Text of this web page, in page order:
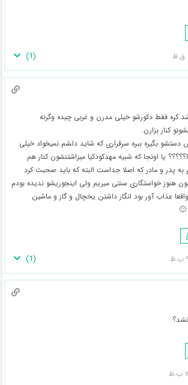
(
1
)
کره فقط دکورشو خیلی مدرن و غربی چیده وگرنه
کنار بزارن.
ساله مادرش دستشو بگیره ببره سرقراری که شاید دلشم نمیخواد خیلی
یا اونجا که شبیه مهدکودکیا میزاشتنشون کنار هم
به پدر و مادر که اصلا جداست البته که باید صحبت کرد
هنوز خواستگاری سنتی میریم ولی اینجوریشو ندیده بودم
عذاب آور بود انگار داشتن یخچال و گاز و ماشین
🙂
(
1
)